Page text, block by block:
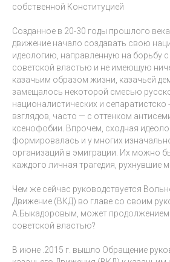
собственной Конституцией
Созданное в 20-30 годы прошлого
движение начало создавать свою
идеологию, направленную на борьбу
советской властью и не имеющую
казачьим образом жизни, казачьей
замещалось некоторой смесью
националистических и сепаратистско
взглядов, часто — с оттенком
ксенофобии. Впрочем, сходная
формировалась и у многих
организаций в эмиграции. Их можно
каждого личная трагедия, рухнувшие
Чем же сейчас руководствуется
Движение (ВКД) во главе со своим
А.Быкадоровым, может
советской властью?
В июне .2015 г. вышло Обращение